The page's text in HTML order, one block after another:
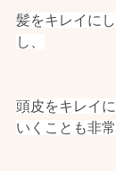
髪をキレイに
し、
頭皮をキレイ
いくことも非